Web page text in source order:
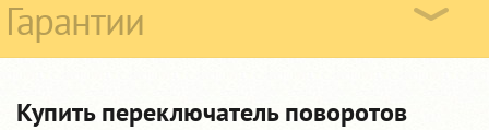
Гарантии
Купить переключатель поворотов